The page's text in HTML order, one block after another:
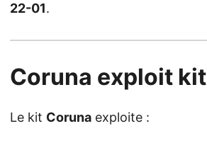
22-01.
Coruna exploit kit
Le kit Coruna exploite :